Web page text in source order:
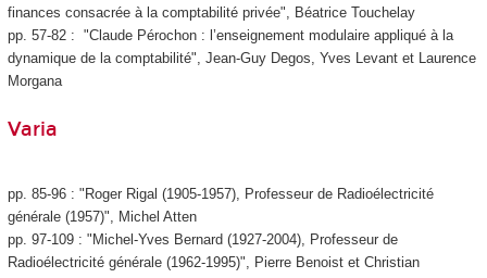
finances consacrée à la comptabilité privée", Béatrice Touchelay
pp. 57-82 : "Claude Pérochon : l’enseignement modulaire appliqué à la
dynamique de la comptabilité", Jean-Guy Degos, Yves Levant et Laurence
Morgana
Varia
pp. 85-96 : "Roger Rigal (1905-1957), Professeur de Radioélectricité
générale (1957)", Michel Atten
pp. 97-109 : "Michel-Yves Bernard (1927-2004), Professeur de
Radioélectricité générale (1962-1995)", Pierre Benoist et Christian